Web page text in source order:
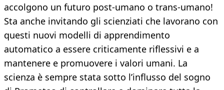
accolgono un futuro post-umano o trans-umano!
Sta anche invitando gli scienziati che lavorano con
questi nuovi modelli di apprendimento
automatico a essere criticamente riflessivi e a
mantenere e promuovere i valori umani. La
scienza è sempre stata sotto l’influsso del sogno